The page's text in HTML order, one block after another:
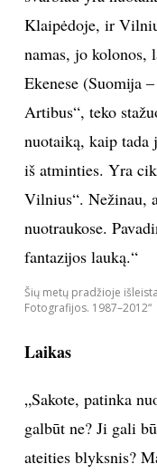
kurio tikrovėje
sugalvotos.
Man patinka
kur noriu ir kada
Pasisekė, kad
Nedokumentuoju,
svarbiau yra
Klaipėdoje, ir
namas, jo
Ekenese (Suomija
Artibus“, teko
nuotaiką, kaip
iš atminties. Yra
Vilnius“. Nežinau,
nuotraukose.
fantazijos lauką.“